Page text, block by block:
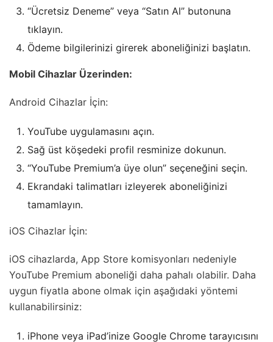
“Ücretsiz Deneme” veya “Satın Al” butonuna
tıklayın.
Ödeme bilgilerinizi girerek aboneliğinizi başlatın.
Mobil Cihazlar Üzerinden:
Android Cihazlar İçin:
YouTube uygulamasını açın.
Sağ üst köşedeki profil resminize dokunun.
“YouTube Premium’a üye olun” seçeneğini seçin.
Ekrandaki talimatları izleyerek aboneliğinizi
tamamlayın.
iOS Cihazlar İçin:
iOS cihazlarda, App Store komisyonları nedeniyle
YouTube Premium aboneliği daha pahalı olabilir. Daha
uygun fiyatla abone olmak için aşağıdaki yöntemi
kullanabilirsiniz:
iPhone veya iPad’inize Google Chrome tarayıcısını